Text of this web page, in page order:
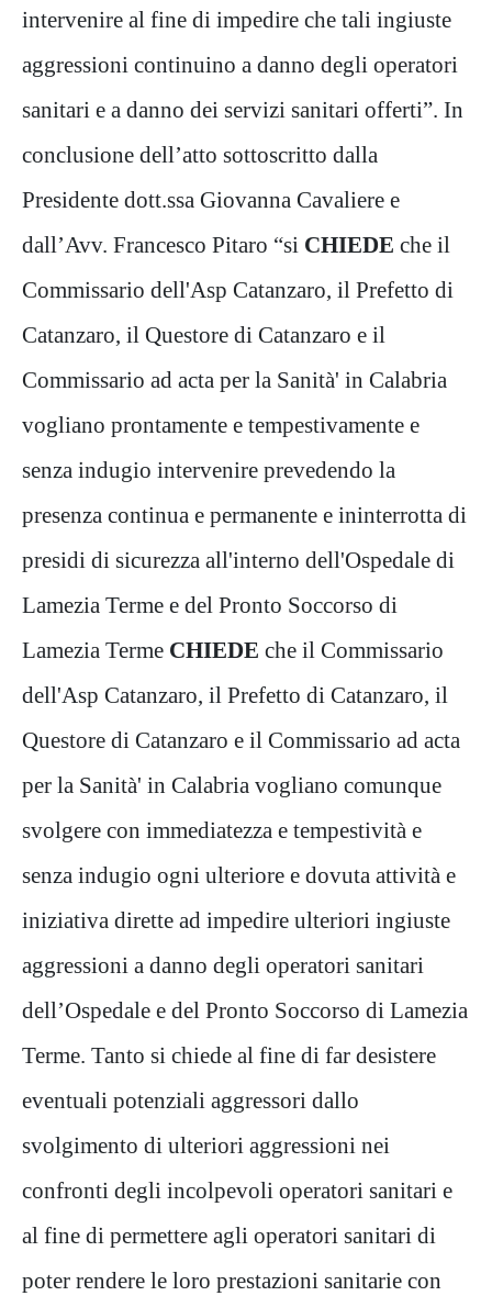
intervenire al fine di impedire che tali ingiuste
aggressioni continuino a danno degli operatori
sanitari e a danno dei servizi sanitari offerti”. In
conclusione dell’atto sottoscritto dalla
Presidente dott.ssa Giovanna Cavaliere e
dall’Avv. Francesco Pitaro “si CHIEDE che il
Commissario dell'Asp Catanzaro, il Prefetto di
Catanzaro, il Questore di Catanzaro e il
Commissario ad acta per la Sanità' in Calabria
vogliano prontamente e tempestivamente e
senza indugio intervenire prevedendo la
presenza continua e permanente e ininterrotta di
presidi di sicurezza all'interno dell'Ospedale di
Lamezia Terme e del Pronto Soccorso di
Lamezia Terme CHIEDE che il Commissario
dell'Asp Catanzaro, il Prefetto di Catanzaro, il
Questore di Catanzaro e il Commissario ad acta
per la Sanità' in Calabria vogliano comunque
svolgere con immediatezza e tempestività e
senza indugio ogni ulteriore e dovuta attività e
iniziativa dirette ad impedire ulteriori ingiuste
aggressioni a danno degli operatori sanitari
dell’Ospedale e del Pronto Soccorso di Lamezia
Terme. Tanto si chiede al fine di far desistere
eventuali potenziali aggressori dallo
svolgimento di ulteriori aggressioni nei
confronti degli incolpevoli operatori sanitari e
al fine di permettere agli operatori sanitari di
poter rendere le loro prestazioni sanitarie con